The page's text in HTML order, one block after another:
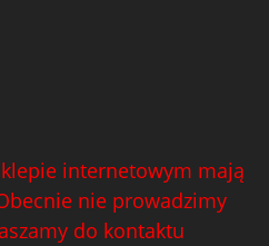
internetowym mają
nie prowadzimy
do kontaktu